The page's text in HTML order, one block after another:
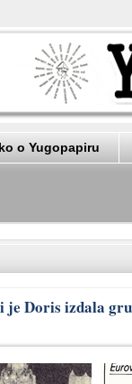
o Yugopapiru
Doris izdala